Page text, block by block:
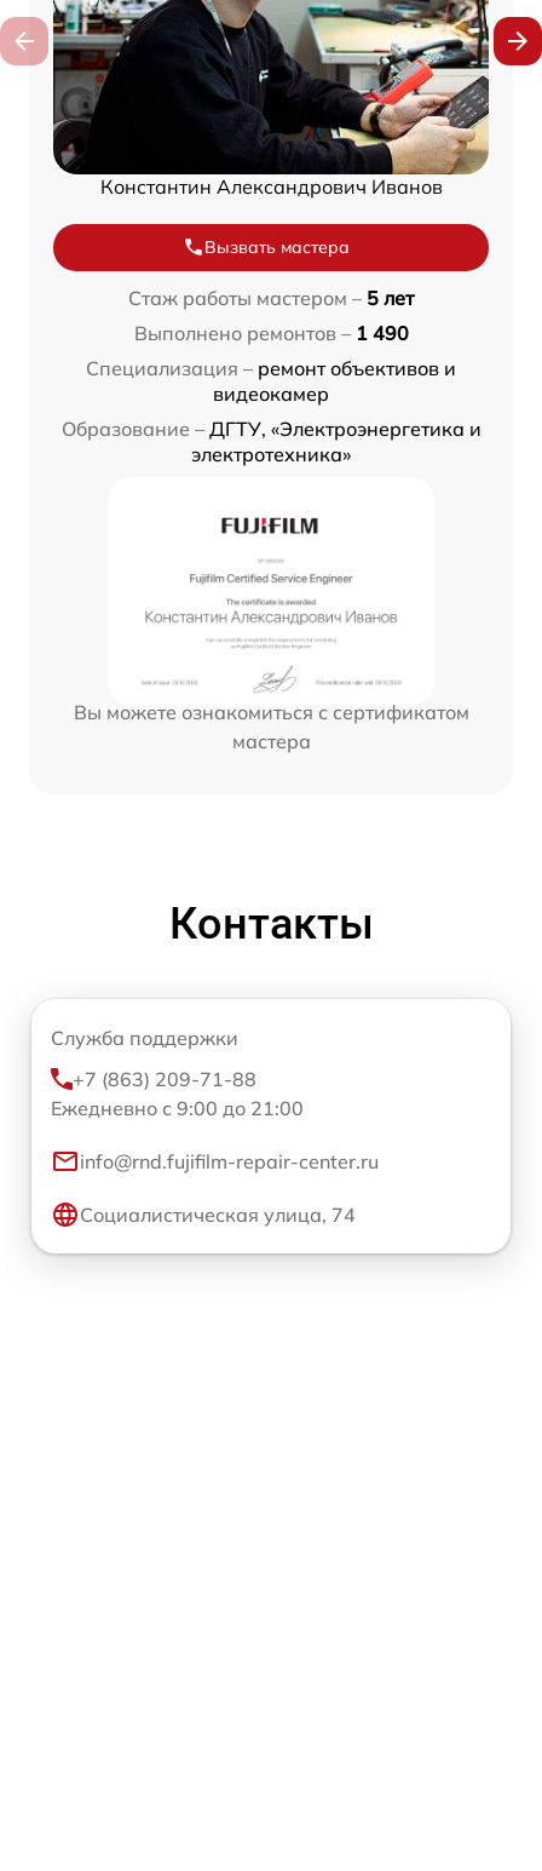
Константин Александрович Иванов
Вызвать мастера
Стаж работы мастером – 5 лет
Выполнено ремонтов – 1 490
Специализация – ремонт объективов и
видеокамер
Образование – ДГТУ, «Электроэнергетика и
электротехника»
Вы можете ознакомиться с сертификатом
мастера
Контакты
Служба поддержки
+7 (863) 209-71-88
Ежедневно с 9:00 до 21:00
info@rnd.fujifilm-repair-center.ru
Социалистическая улица, 74